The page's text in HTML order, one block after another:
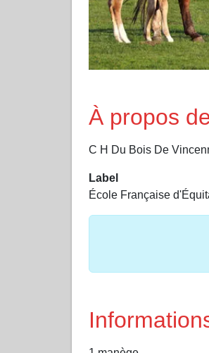
À propos
C H Du Bois De
Label
École Française